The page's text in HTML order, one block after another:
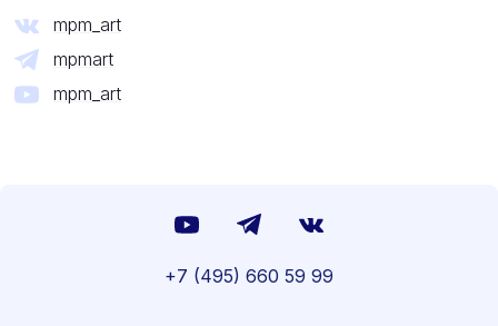
mpm_art
mpmart
mpm_art
+7 (495) 660 59 99